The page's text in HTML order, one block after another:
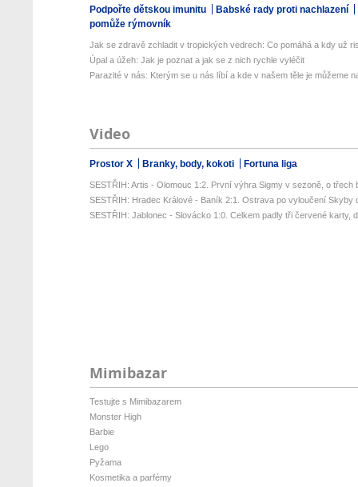
Podpořte dětskou imunitu
Babské rady proti nachlazení
pomůže rýmovník
Jak se zdravě zchladit v tropických vedrech: Co pomáhá a kdy už
Úpal a úžeh: Jak je poznat a jak se z nich rychle vyléčit
Parazité v nás: Kterým se u nás líbí a kde v našem těle je můžeme
Video
Prostor X Branky, body, kokoti Fortuna liga
SESTŘIH: Artis - Olomouc 1:2. První výhra Sigmy v sezoně, o třech
SESTŘIH: Hradec Králové - Baník 2:1. Ostrava po vyloučení Skyby
SESTŘIH: Jablonec - Slovácko 1:0. Celkem padly tři červené karty,
Mimibazar
Testujte s Mimibazarem
Monster High
Barbie
Lego
Pyžama
Kosmetika a parfémy